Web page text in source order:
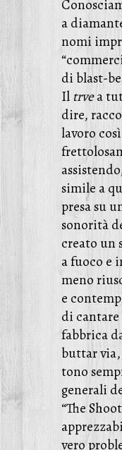
a
nomi
di blast-
Il trvea
dire,
lavoro
simile a
presa su
sonorità
creato un
a fuoco e
meno
e
di
fabbrica
buttar
tono
generali
“The
vero